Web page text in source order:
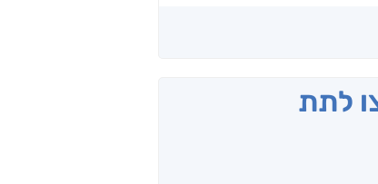
לתת